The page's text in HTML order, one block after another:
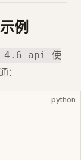
例
4.6 api 使
：
python